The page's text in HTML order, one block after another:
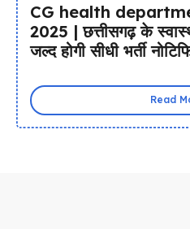
CG health
2025 | छत्तीसगढ़ के
जल्द होगी सीधी भर्ती
Read